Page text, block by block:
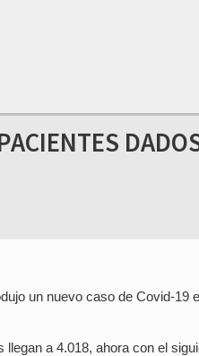
un nuevo caso de Covid-19
a 4.018, ahora con el